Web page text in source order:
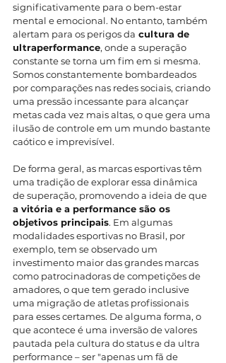
significativamente para o bem-estar
mental e emocional. No entanto, também
alertam para os perigos da cultura de
ultraperformance, onde a superação
constante se torna um fim em si mesma.
Somos constantemente bombardeados
por comparações nas redes sociais, criando
uma pressão incessante para alcançar
metas cada vez mais altas, o que gera uma
ilusão de controle em um mundo bastante
caótico e imprevisível.
De forma geral, as marcas esportivas têm
uma tradição de explorar essa dinâmica
de superação, promovendo a ideia de que
a vitória e a performance são os
objetivos principais. Em algumas
modalidades esportivas no Brasil, por
exemplo, tem se observado um
investimento maior das grandes marcas
como patrocinadoras de competições de
amadores, o que tem gerado inclusive
uma migração de atletas profissionais
para esses certames. De alguma forma, o
que acontece é uma inversão de valores
pautada pela cultura do status e da ultra
performance – ser "apenas um fã de